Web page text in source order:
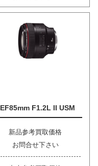
EF85mm F1.2L II USM
新品参考買取価格
お問合せ下さい